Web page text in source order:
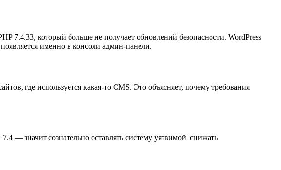
7.4.33, который больше не получает обновлений безопасности. WordPress
именно в консоли админ-панели.
где используется какая-то CMS. Это объясняет, почему требования
— значит сознательно оставлять систему уязвимой, снижать